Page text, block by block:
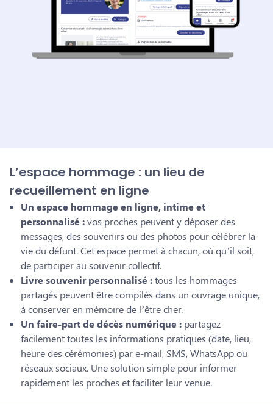
L’espace hommage : un lieu de
recueillement en ligne
Un espace hommage en ligne, intime et
personnalisé :vos proches peuvent y déposer des
messages, des souvenirs ou des photos pour célébrer la
vie du défunt. Cet espace permet à chacun, où qu’il soit,
de participer au souvenir collectif.
Livre souvenir personnalisé :tous les hommages
partagés peuvent être compilés dans un ouvrage unique,
à conserver en mémoire de l’être cher.
Un faire-part de décès numérique : partagez
facilement toutes les informations pratiques (date, lieu,
heure des cérémonies) par e-mail, SMS, WhatsApp ou
réseaux sociaux. Une solution simple pour informer
rapidement les proches et faciliter leur venue.